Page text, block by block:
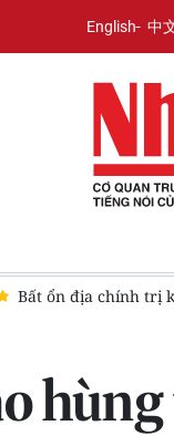
English 中
Eurozone Mặt